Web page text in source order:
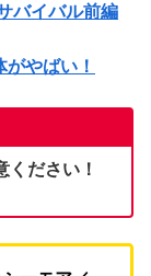
バイバル前編
やばい！
ください！